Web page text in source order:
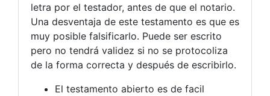
letra por el testador, antes de que el notario.
Una desventaja de este testamento es que es
muy posible falsificarlo. Puede ser escrito
pero no tendrá validez si no se protocoliza
de la forma correcta y después de escribirlo.
El testamento abierto es de facil